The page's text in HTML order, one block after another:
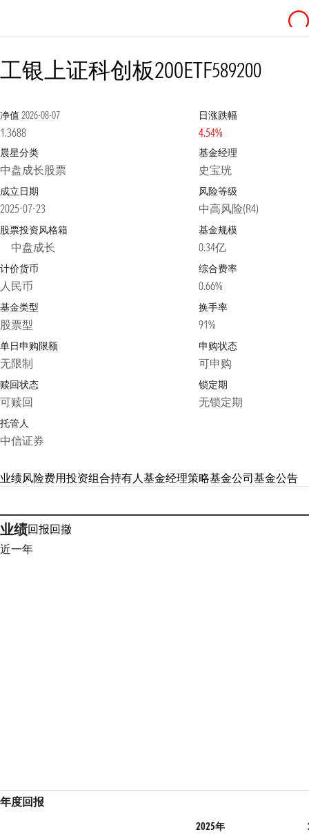
工银上证科创板200ETF589200
净值 2026-08-07
1.3688
日涨跌幅
4.54%
晨星分类
中盘成长股票
基金经理
史宝珖
成立日期
2025-07-23
风险等级
中高风险(R4)
股票投资风格箱
中盘成长
基金规模
0.34亿
计价货币
人民币
综合费率
0.66%
基金类型
股票型
换手率
91%
单日申购限额
无限制
申购状态
可申购
赎回状态
可赎回
锁定期
无锁定期
托管人
中信证券
业绩风险费用投资组合持有人基金经理策略基金公司基金公告
业绩回报回撤
近一年
年度回报
2025年